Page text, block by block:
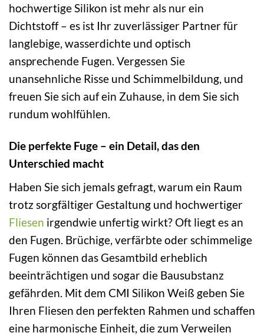
hochwertige Silikon ist mehr als nur ein
Dichtstoff – es ist Ihr zuverlässiger Partner für
langlebige, wasserdichte und optisch
ansprechende Fugen. Vergessen Sie
unansehnliche Risse und Schimmelbildung, und
freuen Sie sich auf ein Zuhause, in dem Sie sich
rundum wohlfühlen.
Die perfekte Fuge – ein Detail, das den
Unterschied macht
Haben Sie sich jemals gefragt, warum ein Raum
trotz sorgfältiger Gestaltung und hochwertiger
Fliesen irgendwie unfertig wirkt? Oft liegt es an
den Fugen. Brüchige, verfärbte oder schimmelige
Fugen können das Gesamtbild erheblich
beeinträchtigen und sogar die Bausubstanz
gefährden. Mit dem CMI Silikon Weiß geben Sie
Ihren Fliesen den perfekten Rahmen und schaffen
eine harmonische Einheit, die zum Verweilen